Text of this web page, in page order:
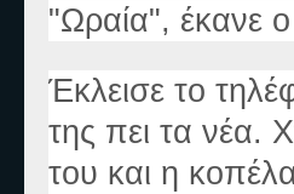
"Ωραία", έκανε
Έκλεισε το
της πει τα νέα.
του και η